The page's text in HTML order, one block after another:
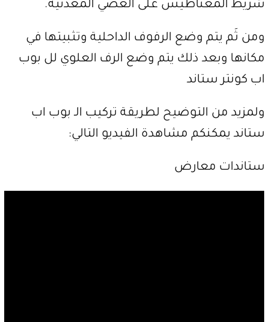
شريط المغناطيس على العصي المعدنية.
ومن ثَم يتم وضع الرفوف الداحلية وتثبيتها في
مكانها وبعد ذلك يتم وضع الرف العلوي لل بوب
اب كونتر ستاند
ولمزيد من التوضيح لطريقة تركيب الـ بوب اب
ستاند يمكنكم مشاهدة الفيديو التالي:
ستاندات معارض